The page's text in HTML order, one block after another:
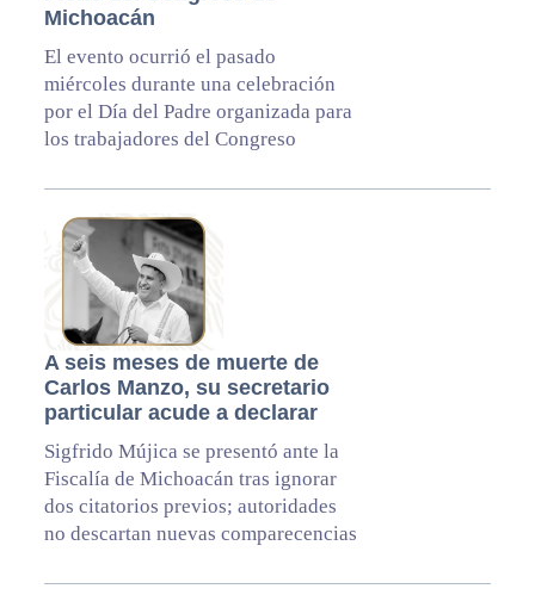
Michoacán
El evento ocurrió el pasado
miércoles durante una celebración
por el Día del Padre organizada para
los trabajadores del Congreso
A seis meses de muerte de
Carlos Manzo, su secretario
particular acude a declarar
Sigfrido Mújica se presentó ante la
Fiscalía de Michoacán tras ignorar
dos citatorios previos; autoridades
no descartan nuevas comparecencias